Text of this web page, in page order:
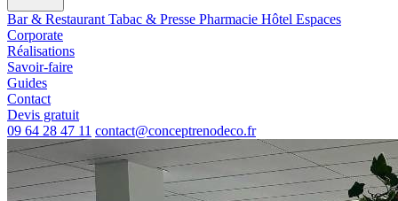
Bar & Restaurant Tabac & Presse Pharmacie Hôtel Espaces
Corporate
Réalisations
Savoir-faire
Guides
Contact
Devis gratuit
09 64 28 47 11 contact@conceptrenodeco.fr